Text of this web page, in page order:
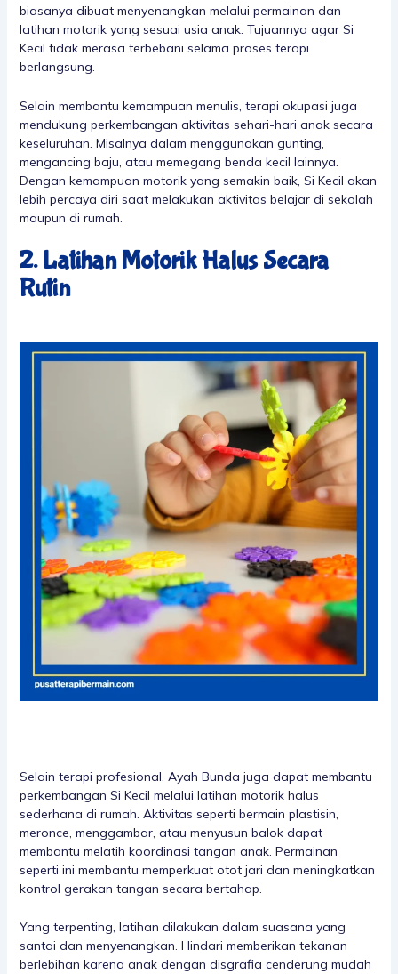
biasanya dibuat menyenangkan melalui permainan dan
latihan motorik yang sesuai usia anak. Tujuannya agar Si
Kecil tidak merasa terbebani selama proses terapi
berlangsung.
Selain membantu kemampuan menulis, terapi okupasi juga
mendukung perkembangan aktivitas sehari-hari anak secara
keseluruhan. Misalnya dalam menggunakan gunting,
mengancing baju, atau memegang benda kecil lainnya.
Dengan kemampuan motorik yang semakin baik, Si Kecil akan
lebih percaya diri saat melakukan aktivitas belajar di sekolah
maupun di rumah.
2. Latihan Motorik Halus Secara
Rutin
Selain terapi profesional, Ayah Bunda juga dapat membantu
perkembangan Si Kecil melalui latihan motorik halus
sederhana di rumah. Aktivitas seperti bermain plastisin,
meronce, menggambar, atau menyusun balok dapat
membantu melatih koordinasi tangan anak. Permainan
seperti ini membantu memperkuat otot jari dan meningkatkan
kontrol gerakan tangan secara bertahap.
Yang terpenting, latihan dilakukan dalam suasana yang
santai dan menyenangkan. Hindari memberikan tekanan
berlebihan karena anak dengan disgrafia cenderung mudah